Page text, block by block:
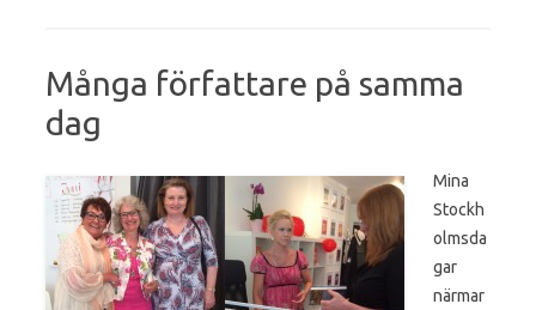
Många författare på samma
dag
Mina
Stockh
olmsda
gar
närmar